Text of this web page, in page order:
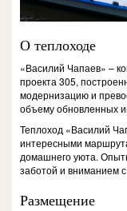
О теплоходе
«Василий Чапаев» –
проекта 305,
модернизацию и
объему обновленных
Теплоход «Василий
интересными
домашнего уюта.
заботой и вниманием
Размещение